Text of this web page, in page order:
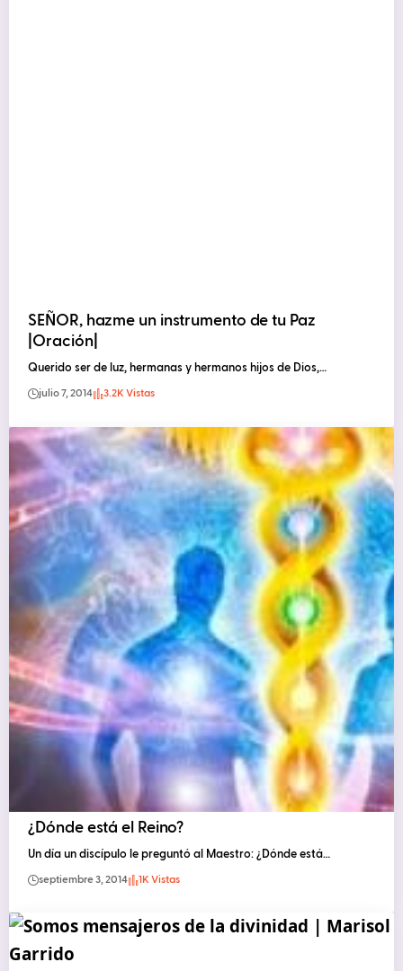
SEÑOR, hazme un instrumento de tu Paz
|Oración|
Querido ser de luz, hermanas y hermanos hijos de Dios,…
julio 7, 2014 3.2K Vistas
¿Dónde está el Reino?
Un día un discípulo le preguntó al Maestro: ¿Dónde está…
septiembre 3, 2014 1K Vistas